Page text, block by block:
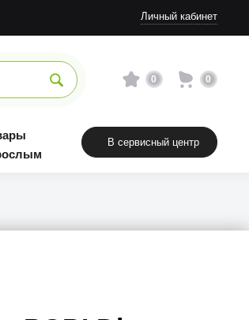
Личный кабинет
0 0
В сервисный центр